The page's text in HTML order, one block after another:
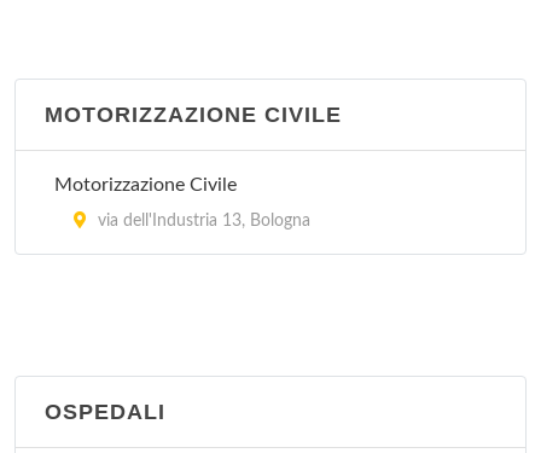
MOTORIZZAZIONE CIVILE
Motorizzazione Civile
via dell'Industria 13, Bologna
OSPEDALI